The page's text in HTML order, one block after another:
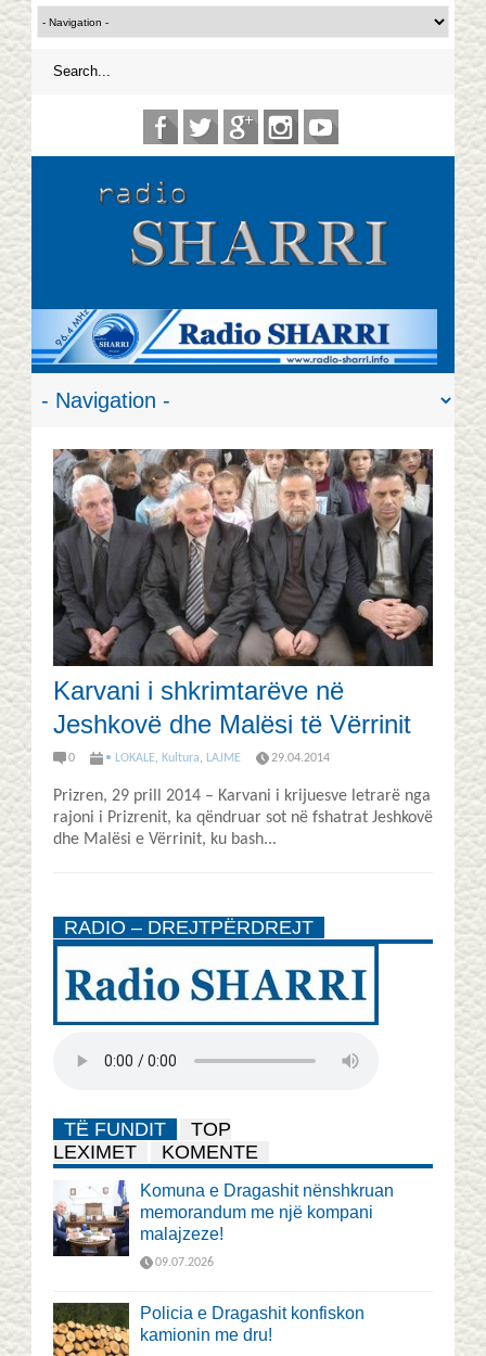
Karvani i shkrimtarëve në
Jeshkovë dhe Malësi të Vërrinit
0 • LOKALE, Kultura, LAJME 29.04.2014
Prizren, 29 prill 2014 – Karvani i krijuesve letrarë nga
rajoni i Prizrenit, ka qëndruar sot në fshatrat Jeshkovë
dhe Malësi e Vërrinit, ku bash...
RADIO – DREJTPËRDREJT
TË FUNDIT
TOP
LEXIMET
KOMENTE
Komuna e Dragashit nënshkruan
memorandum me një kompani
malajzeze!
09.07.2026
Policia e Dragashit konfiskon
kamionin me dru!